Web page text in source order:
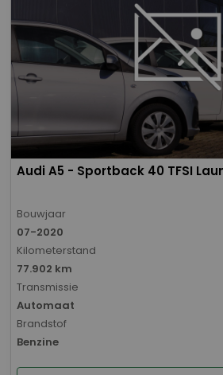
Audi A5 - Sportback 40 TFSI
Bouwjaar
07-2020
Kilometerstand
77.902 km
Transmissie
Automaat
Brandstof
Benzine